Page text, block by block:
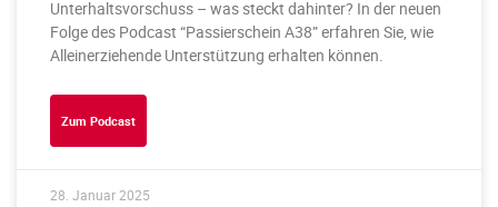
Unterhaltsvorschuss – was steckt dahinter? In der neuen
Folge des Podcast “Passierschein A38” erfahren Sie, wie
Alleinerziehende Unterstützung erhalten können.
Zum Podcast
28. Januar 2025